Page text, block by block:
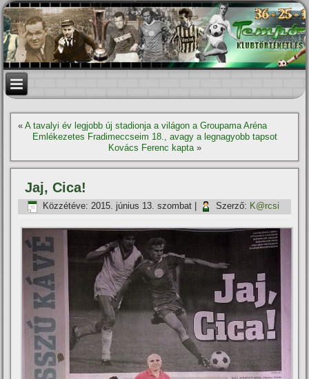
«A tavalyi év legjobb új stadionja a világon a Groupama Aréna
Emlékezetes Fradimeccseim 18., avagy a legnagyobb tapsot
Kovács Ferenc kapta»
Jaj, Cica!
Közzétéve: 2015. június 13. szombat Szerző: K@rcsi